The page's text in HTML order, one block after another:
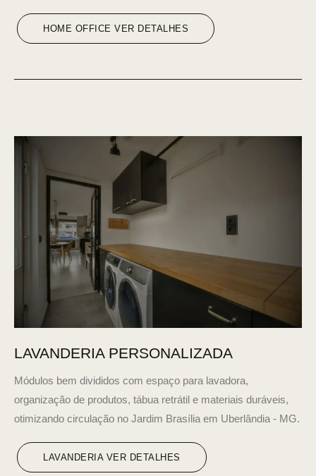
HOME OFFICE VER DETALHES
LAVANDERIA PERSONALIZADA
Módulos bem divididos com espaço para lavadora,
organização de produtos, tábua retrátil e materiais duráveis,
otimizando circulação no Jardim Brasília em Uberlândia - MG.
LAVANDERIA VER DETALHES